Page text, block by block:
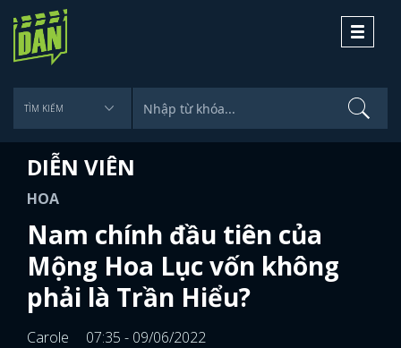
Toggle
DIỄN VIÊN
HOA
Nam chính đầu tiên của
Mộng Hoa Lục vốn không
phải là Trần Hiểu?
Carole
07:35 - 09/06/2022